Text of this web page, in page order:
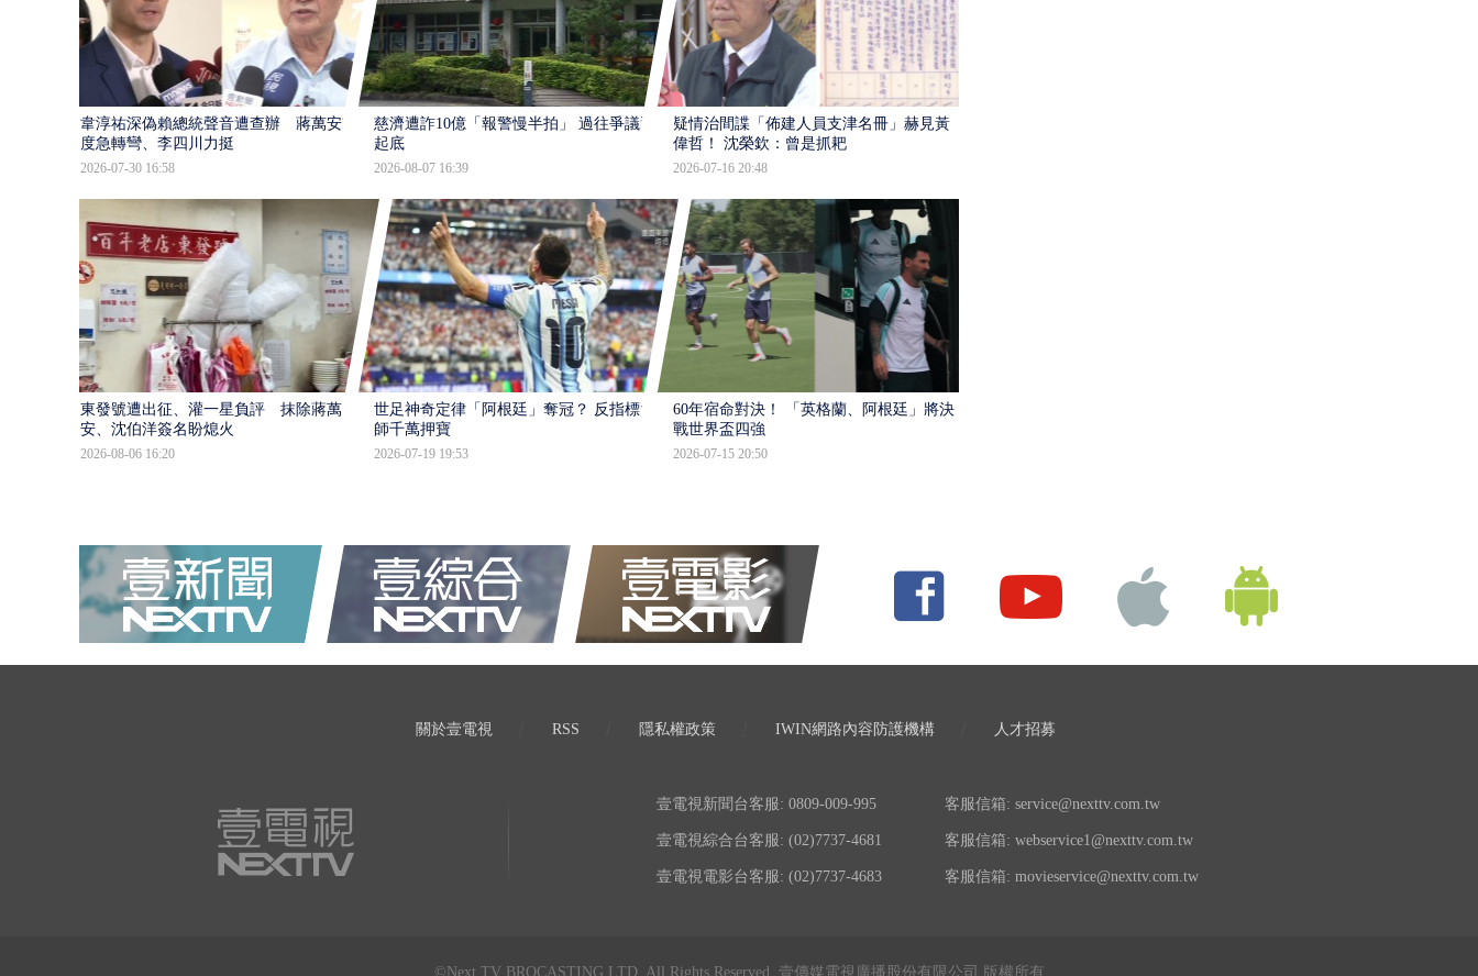
韋淳祐深偽賴總統聲音遭查辦 蔣萬安態
度急轉彎、李四川力挺
2026-07-30 16:58
慈濟遭詐10億「報警慢半拍」 過往爭議遭
起底
2026-08-07 16:39
疑情治間諜「佈建人員支津名冊」赫見黃
偉哲！ 沈榮欽：曾是抓耙
2026-07-16 20:48
東發號遭出征、灌一星負評 抹除蔣萬
安、沈伯洋簽名盼熄火
2026-08-06 16:20
世足神奇定律「阿根廷」奪冠？ 反指標大
師千萬押寶
2026-07-19 19:53
60年宿命對決！ 「英格蘭、阿根廷」將決
戰世界盃四強
2026-07-15 20:50
關於壹電視 RSS 隱私權政策 IWIN網路內容防護機構 人才招募
壹電視新聞台客服: 0809-009-995 客服信箱: service@nexttv.com.tw
壹電視綜合台客服: (02)7737-4681 客服信箱: webservice1@nexttv.com.tw
壹電視電影台客服: (02)7737-4683 客服信箱: movieservice@nexttv.com.tw
©Next TV BROCASTING LTD. All Rights Reserved. 壹傳媒電視廣播股份有限公司 版權所有